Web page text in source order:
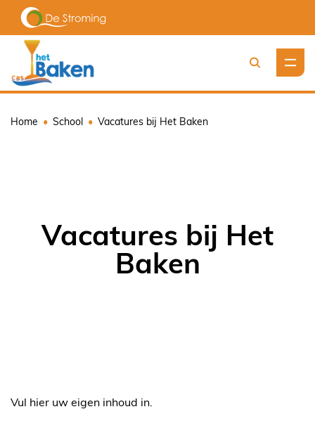
Zoeken
Home School Vacatures bij Het Baken
Vacatures bij Het
Baken
Vul hier uw eigen inhoud in.